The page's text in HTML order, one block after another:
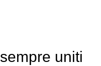
uniti